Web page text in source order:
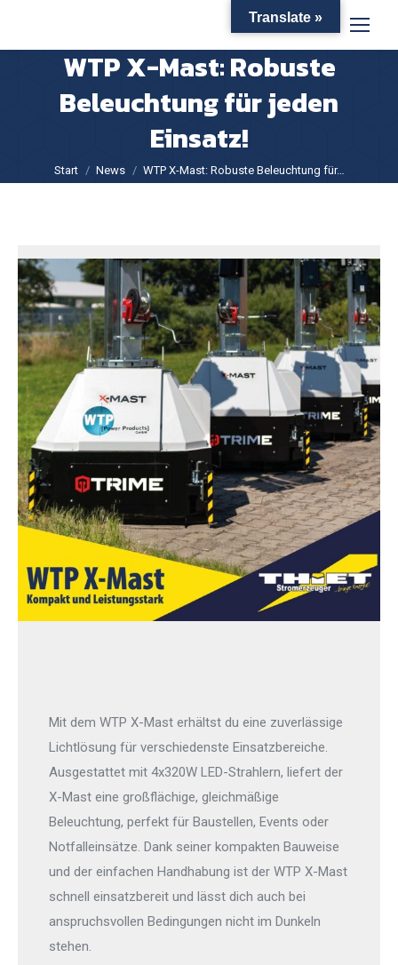
WTP X-Mast: Robuste
Beleuchtung für jeden
Einsatz!
Sie befinden sich hier:
Start News WTP X-Mast: Robuste Beleuchtung für…
Mit dem WTP X-Mast erhältst du eine zuverlässige
Lichtlösung für verschiedenste Einsatzbereiche.
Ausgestattet mit 4x320W LED-Strahlern, liefert der
X-Mast eine großflächige, gleichmäßige
Beleuchtung, perfekt für Baustellen, Events oder
Notfalleinsätze. Dank seiner kompakten Bauweise
und der einfachen Handhabung ist der WTP X-Mast
schnell einsatzbereit und lässt dich auch bei
anspruchsvollen Bedingungen nicht im Dunkeln
stehen.
Translate »